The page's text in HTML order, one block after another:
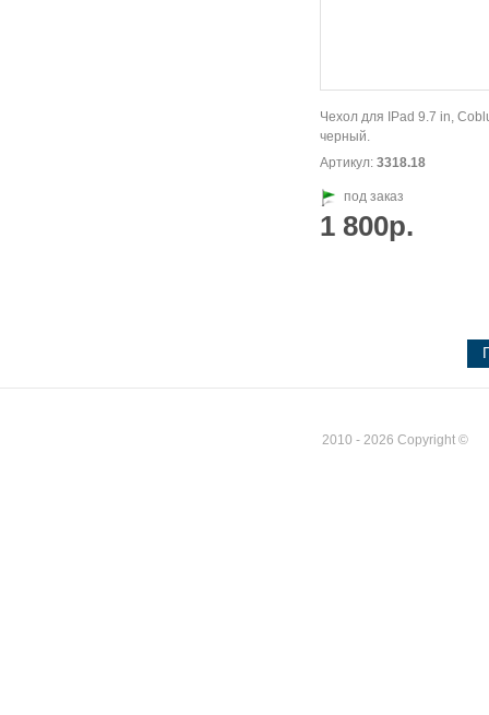
Чехол для IPad 9.7 in,
черный.
Артикул: 3318.18
под заказ
1 800р.
2010 - 2026 Copyright ©